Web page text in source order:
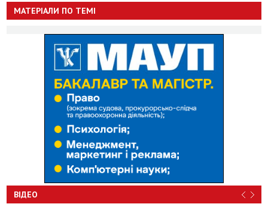
МАТЕРІАЛИ ПО ТЕМІ
ВІДЕО